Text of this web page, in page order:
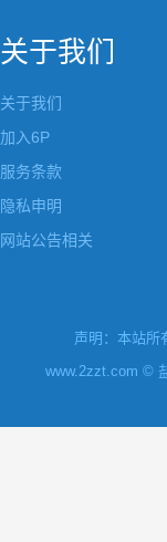
关于我们
关于我们
加入6P
服务条款
隐私申明
网站公告相关
声明：本站所
www.2zzt.com ©